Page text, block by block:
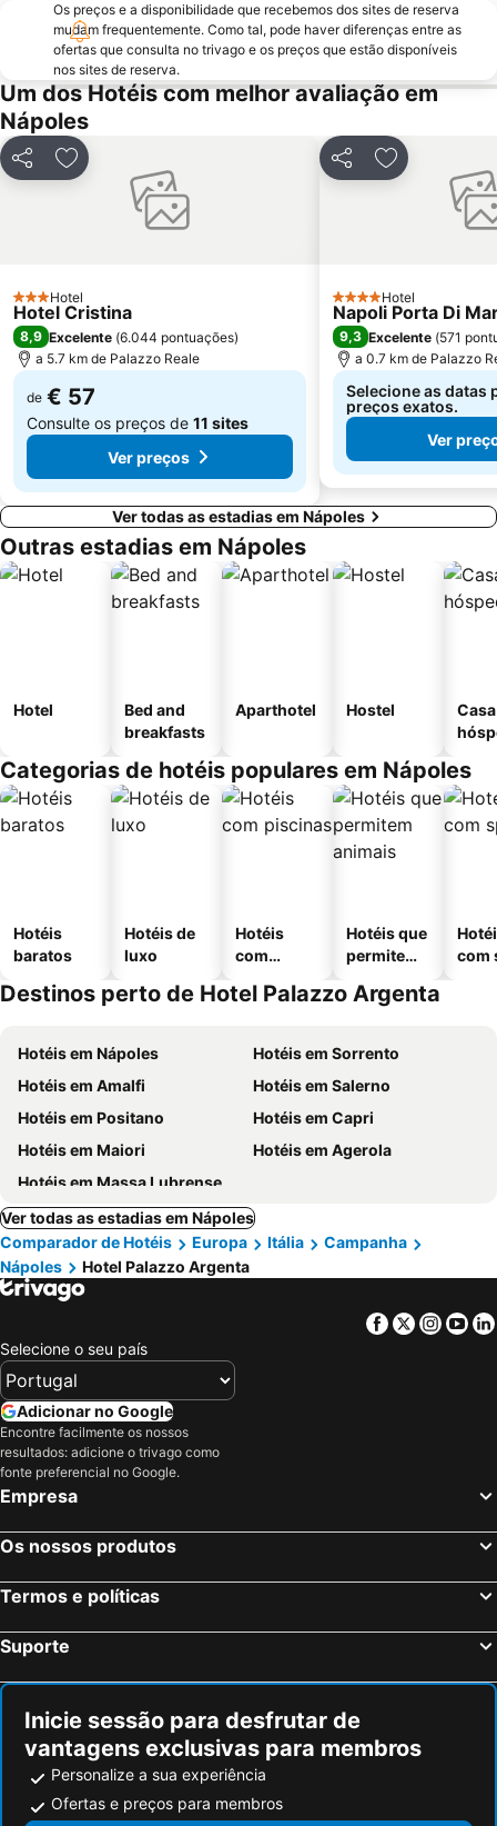
Galleria Umberto I
Posillipo
Marina Piccola
Marina Grande
Miano
Fuorigrotta
Seiano
La Piazzetta
Porto Di Salerno
Centro storico
Via Tribunali
Marina Corricella
Castel Sant'Elmo
Castel dell'Ovo
Parco Nazionale del Vesuvio
Parco archeologico delle terme di Baia
Os preços e a disponibilidade que recebemos dos sites de reserva
mudam frequentemente. Como tal, pode haver diferenças entre as
ofertas que consulta no trivago e os preços que estão disponíveis
nos sites de reserva.
Um dos Hotéis com melhor avaliação em
Nápoles
PartilharAdicionar aos favoritos
3 Estrelas
Hotel
Hotel Cristina
8,9 Excelente (6.044 pontuações)
a 5.7 km de Palazzo Reale
de € 57
Consulte os preços de 11 sites
Ver preços
PartilharAdicionar
4 Estrelas
Hotel
Napoli Porta Di
9,3 Excelente (571
a 0.7 km de Palazzo
Selecione as datas
preços exatos.
Ver
Ver todas as estadias em Nápoles
Outras estadias em Nápoles
Hotel
Bed and
breakfasts
Aparthotel Hostel
Categorias de hotéis populares em Nápoles
Hotéis
baratos
Hotéis de
luxo
Hotéis
com
Hotéis que
permitem
com
Destinos perto de Hotel Palazzo Argenta
Hotéis em Nápoles
Hotéis em Sorrento
Hotéis em Amalfi
Hotéis em Salerno
Hotéis em Positano
Hotéis em Capri
Hotéis em Maiori
Hotéis em Agerola
Hotéis em Massa Lubrense
Ver todas as estadias em Nápoles
Comparador de Hotéis
Europa Itália
Campanha
Nápoles
Hotel Palazzo Argenta
Facebook
Twitter
Selecione o seu país
Adicionar no Google
Encontre facilmente os nossos
resultados: adicione o trivago como
fonte preferencial no Google.
Empresa
Os nossos produtos
Termos e políticas
Suporte
Inicie sessão para desfrutar de
vantagens exclusivas para membros
Personalize a sua experiência
Ofertas e preços para membros